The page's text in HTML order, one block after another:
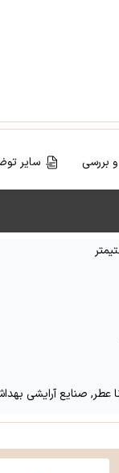
بررسی سایر
عطر, صنایع آرایشی